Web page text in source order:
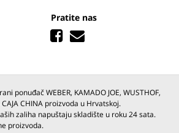
Pratite nas
ponuđač WEBER, KAMADO JOE, WUSTHOF,
CAJA CHINA proizvoda u Hrvatskoj.
zaliha napuštaju skladište u roku 24 sata.
proizvoda.